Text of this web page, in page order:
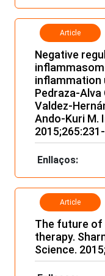
Article
Negative
inflammation
Pedraza-Alva
Valdez-
Ando-Kuri M.
Enllaços:
Article
The future of
therapy.
Science.